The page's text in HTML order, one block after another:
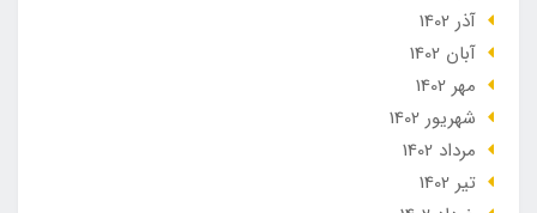
آذر 1402
آبان 1402
مهر 1402
شهریور 1402
مرداد 1402
تير 1402